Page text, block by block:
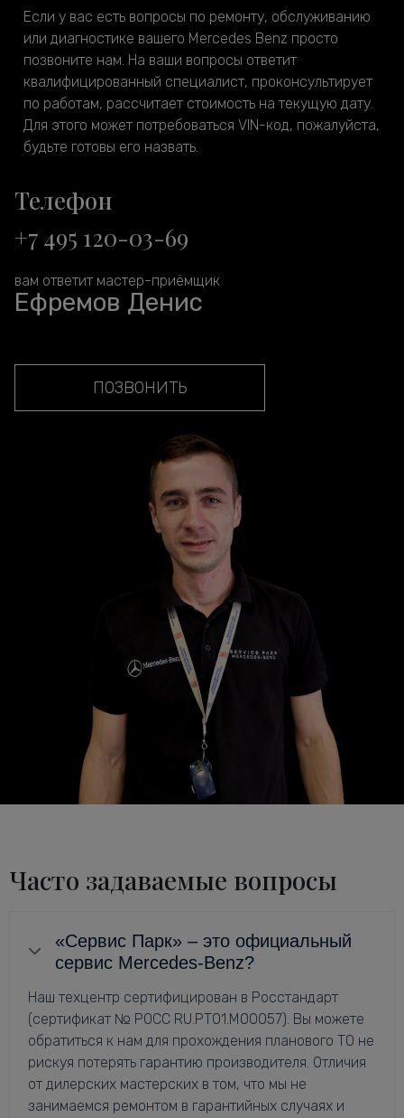
Если у вас есть вопросы по ремонту, обслуживанию
или диагностике вашего Mercedes Benz просто
позвоните нам. На ваши вопросы ответит
квалифицированный специалист, проконсультирует
по работам, рассчитает стоимость на текущую дату.
Для этого может потребоваться VIN-код, пожалуйста,
будьте готовы его назвать.
Телефон
+7 495 120-03-69
вам ответит мастер-приёмщик
Ефремов Денис
ПОЗВОНИТЬ
Часто задаваемые вопросы
«Сервис Парк» – это официальный
сервис Mercedes-Benz?
Наш техцентр сертифицирован в Росстандарт
(сертификат № РОСС RU.РТ01.М00057). Вы можете
обратиться к нам для прохождения планового ТО не
рискуя потерять гарантию производителя. Отличия
от дилерских мастерских в том, что мы не
занимаемся ремонтом в гарантийных случаях и